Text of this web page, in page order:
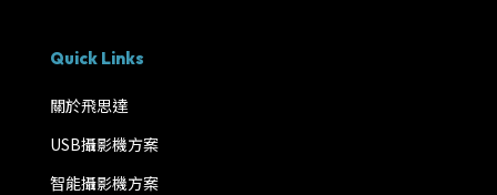
Quick Links
關於飛思達
USB攝影機方案
智能攝影機方案